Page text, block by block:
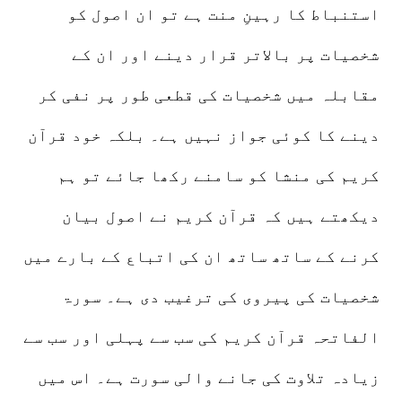
استنباط کا رہینِ منت ہے تو ان اصول کو
شخصیات پر بالاتر قرار دینے اور ان کے
مقابلہ میں شخصیات کی قطعی طور پر نفی کر
دینے کا کوئی جواز نہیں ہے۔ بلکہ خود قرآن
کریم کی منشا کو سامنے رکھا جائے تو ہم
دیکھتے ہیں کہ قرآن کریم نے اصول بیان
کرنے کے ساتھ ساتھ ان کی اتباع کے بارے میں
شخصیات کی پیروی کی ترغیب دی ہے۔ سورۃ
الفاتحہ قرآن کریم کی سب سے پہلی اور سب سے
زیادہ تلاوت کی جانے والی سورت ہے۔ اس میں